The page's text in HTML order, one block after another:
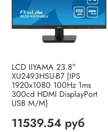
LCD IIYAMA 23.8″
XU2493HSU-B7 {IPS
1920x1080 100Hz 1ms
300cd HDMI DisplayPort
USB M/M}
11539.54 руб